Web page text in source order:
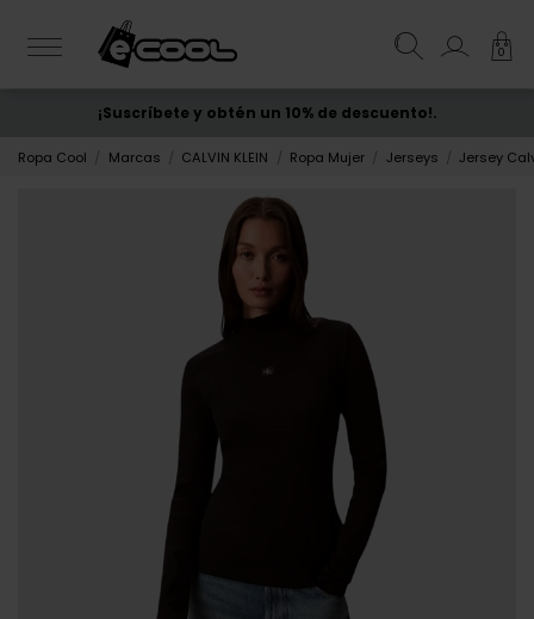
0
ENVÍO GRATIS desde 50€
¡Suscríbete y obtén un 10% de descuento!.
Ropa Cool Marcas CALVIN KLEIN Ropa Mujer Jerseys Jersey